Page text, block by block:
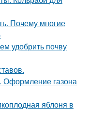
Почему многие
удобрить почву
Оформление газона
яблоня в